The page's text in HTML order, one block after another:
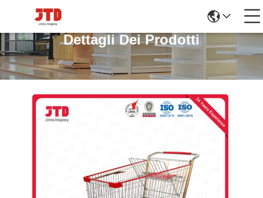
Dettagli Dei Prodotti